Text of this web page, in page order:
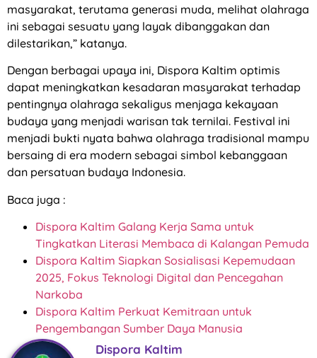
masyarakat, terutama generasi muda, melihat olahraga
ini sebagai sesuatu yang layak dibanggakan dan
dilestarikan,” katanya.
Dengan berbagai upaya ini, Dispora Kaltim optimis
dapat meningkatkan kesadaran masyarakat terhadap
pentingnya olahraga sekaligus menjaga kekayaan
budaya yang menjadi warisan tak ternilai. Festival ini
menjadi bukti nyata bahwa olahraga tradisional mampu
bersaing di era modern sebagai simbol kebanggaan
dan persatuan budaya Indonesia.
Baca juga :
Dispora Kaltim Galang Kerja Sama untuk
Tingkatkan Literasi Membaca di Kalangan Pemuda
Dispora Kaltim Siapkan Sosialisasi Kepemudaan
2025, Fokus Teknologi Digital dan Pencegahan
Narkoba
Dispora Kaltim Perkuat Kemitraan untuk
Pengembangan Sumber Daya Manusia
Dispora Kaltim